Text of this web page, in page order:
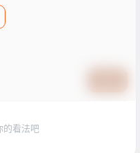
的看法吧